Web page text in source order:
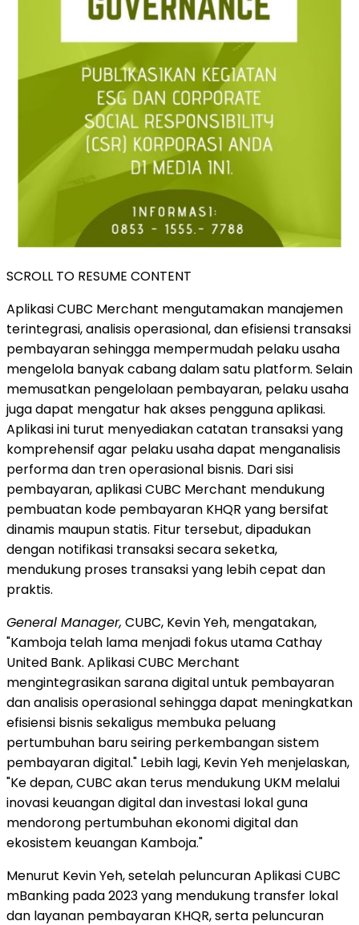
SCROLL TO RESUME CONTENT
Aplikasi CUBC Merchant mengutamakan manajemen
terintegrasi, analisis operasional, dan efisiensi transaksi
pembayaran sehingga mempermudah pelaku usaha
mengelola banyak cabang dalam satu platform. Selain
memusatkan pengelolaan pembayaran, pelaku usaha
juga dapat mengatur hak akses pengguna aplikasi.
Aplikasi ini turut menyediakan catatan transaksi yang
komprehensif agar pelaku usaha dapat menganalisis
performa dan tren operasional bisnis. Dari sisi
pembayaran, aplikasi CUBC Merchant mendukung
pembuatan kode pembayaran KHQR yang bersifat
dinamis maupun statis. Fitur tersebut, dipadukan
dengan notifikasi transaksi secara seketka,
mendukung proses transaksi yang lebih cepat dan
praktis.
General Manager, CUBC, Kevin Yeh, mengatakan,
"Kamboja telah lama menjadi fokus utama Cathay
United Bank. Aplikasi CUBC Merchant
mengintegrasikan sarana digital untuk pembayaran
dan analisis operasional sehingga dapat meningkatkan
efisiensi bisnis sekaligus membuka peluang
pertumbuhan baru seiring perkembangan sistem
pembayaran digital." Lebih lagi, Kevin Yeh menjelaskan,
"Ke depan, CUBC akan terus mendukung UKM melalui
inovasi keuangan digital dan investasi lokal guna
mendorong pertumbuhan ekonomi digital dan
ekosistem keuangan Kamboja."
Menurut Kevin Yeh, setelah peluncuran Aplikasi CUBC
mBanking pada 2023 yang mendukung transfer lokal
dan layanan pembayaran KHQR, serta peluncuran